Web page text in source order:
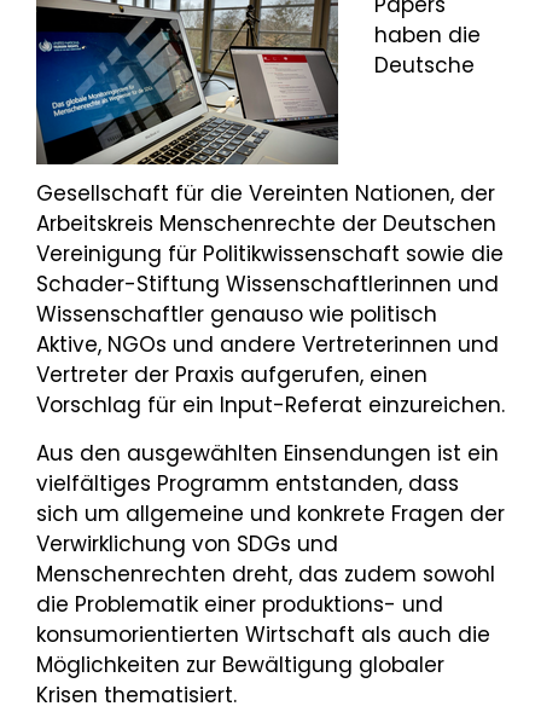
haben die
Deutsche
Gesellschaft für die Vereinten Nationen, der
Arbeitskreis Menschenrechte der Deutschen
Vereinigung für Politikwissenschaft sowie die
Schader-Stiftung Wissenschaftlerinnen und
Wissenschaftler genauso wie politisch
Aktive, NGOs und andere Vertreterinnen und
Vertreter der Praxis aufgerufen, einen
Vorschlag für ein Input-Referat einzureichen.
Aus den ausgewählten Einsendungen ist ein
vielfältiges Programm entstanden, dass
sich um allgemeine und konkrete Fragen der
Verwirklichung von SDGs und
Menschenrechten dreht, das zudem sowohl
die Problematik einer produktions- und
konsumorientierten Wirtschaft als auch die
Möglichkeiten zur Bewältigung globaler
Krisen thematisiert.